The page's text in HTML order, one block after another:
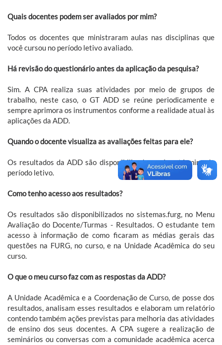
Quais docentes podem ser avaliados por mim?
Todos os docentes que ministraram aulas nas disciplinas que
você cursou no período letivo avaliado.
Há revisão do questionário antes da aplicação da pesquisa?
Sim. A CPA realiza suas atividades por meio de grupos de
trabalho, neste caso, o GT ADD se reúne periodicamente e
sempre aprimora os instrumentos conforme a realidade atual às
aplicações da ADD.
Quando o docente visualiza as avaliações feitas para ele?
Os resultados da ADD são disponibilizados após o término do
período letivo.
Como tenho acesso aos resultados?
Os resultados são disponibilizados no sistemas.furg, no Menu
Avaliação do Docente/Turmas - Resultados. O estudante tem
acesso à informação de como ficaram as médias gerais das
questões na FURG, no curso, e na Unidade Acadêmica do seu
curso.
O que o meu curso faz com as respostas da ADD?
A Unidade Acadêmica e a Coordenação de Curso, de posse dos
resultados, analisam esses resultados e elaboram um relatório
contendo também ações previstas para melhoria das atividades
de ensino dos seus docentes. A CPA sugere a realização de
seminários ou conversas com a comunidade acadêmica acerca